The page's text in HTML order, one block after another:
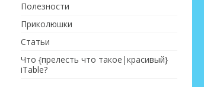
Полезности
Приколюшки
Статьи
Что {прелесть что такое|красивый}
iTable?